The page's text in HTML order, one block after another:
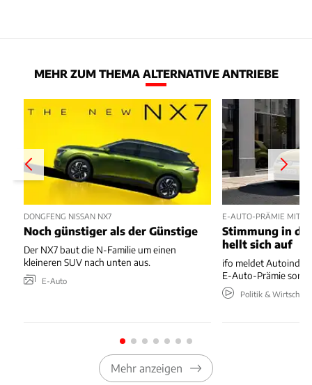
MEHR ZUM THEMA ALTERNATIVE ANTRIEBE
DONGFENG NISSAN NX7
Noch günstiger als der Günstige
Der NX7 baut die N-Familie um einen
kleineren SUV nach unten aus.
E-Auto
E-AUTO-PRÄMIE MIT
Stimmung in
hellt sich auf
ifo meldet
E-Auto-Prämie
Politik & Wirtschaft
Mehr anzeigen